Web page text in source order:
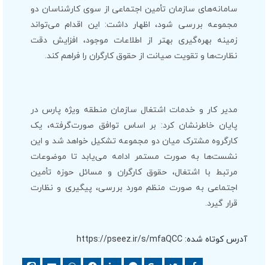
سامانه‌های سازمان تأمین اجتماعی از سوی کارشناسان دو
مجموعه بررسی شود، اظهار داشت: این اقدام می‌تواند
زمینه بهره‌گیری بهتر از اطلاعات موجود، افزایش دقت
نظارت‌ها و تقویت صیانت از حقوق کارگران را فراهم کند.
مدیر کار و خدمات اشتغال سازمان منطقه ویژه پارس در
پایان خاطرنشان کرد: بر اساس توافق صورت‌گرفته، یک
کارگروه مشترک میان دو مجموعه تشکیل خواهد شد و این
نشست‌ها به صورت مستمر ادامه می‌یابد تا موضوعات
مرتبط با اشتغال، حقوق کارگران و مسائل حوزه تأمین
اجتماعی به صورت منظم مورد بررسی، پیگیری و نظارت
قرار گیرد.
آدرس کوتاه شده: https://pseez.ir/s/mfaQCC